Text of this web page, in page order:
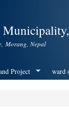
Morang, Nepal
Project ward